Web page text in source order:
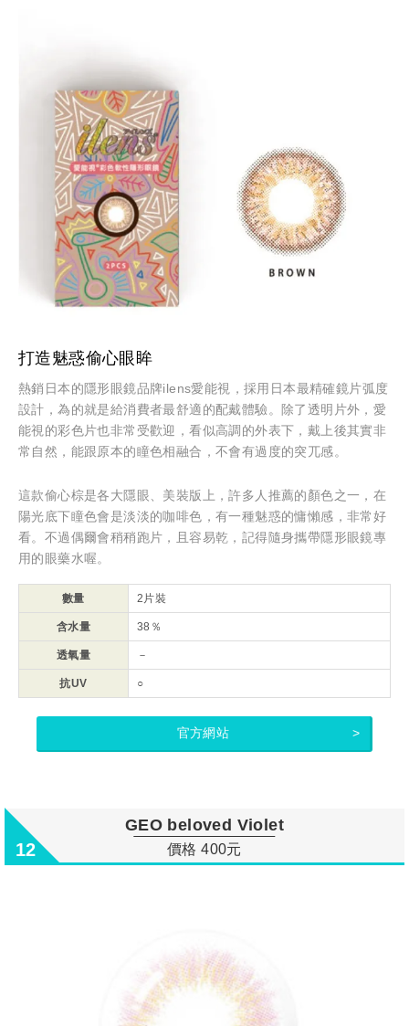
打造魅惑偷心眼眸
熱銷日本的隱形眼鏡品牌ilens愛能視，採用日本最精確鏡片弧度
設計，為的就是給消費者最舒適的配戴體驗。除了透明片外，愛
能視的彩色片也非常受歡迎，看似高調的外表下，戴上後其實非
常自然，能跟原本的瞳色相融合，不會有過度的突兀感。
這款偷心棕是各大隱眼、美裝版上，許多人推薦的顏色之一，在
陽光底下瞳色會是淡淡的咖啡色，有一種魅惑的慵懶感，非常好
看。不過偶爾會稍稍跑片，且容易乾，記得隨身攜帶隱形眼鏡專
用的眼藥水喔。
數量 2片裝
含水量 38％
透氧量 －
抗UV ○
官方網站
12
GEO beloved Violet
價格 400元